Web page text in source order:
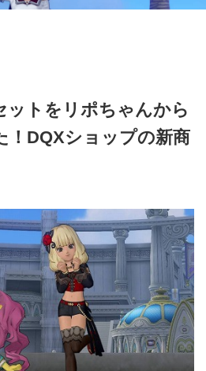
ットをリポちゃんから
！DQXショップの新商